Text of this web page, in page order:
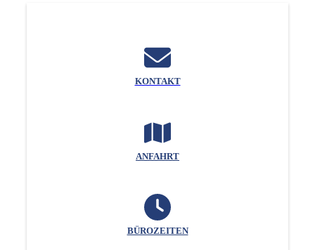
KONTAKT
ANFAHRT
BÜROZEITEN